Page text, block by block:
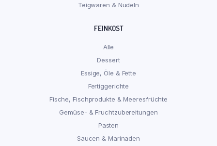
Teigwaren & Nudeln
FEINKOST
Alle
Dessert
Essige, Öle & Fette
Fertiggerichte
Fische, Fischprodukte & Meeresfrüchte
Gemüse- & Fruchtzubereitungen
Pasten
Saucen & Marinaden